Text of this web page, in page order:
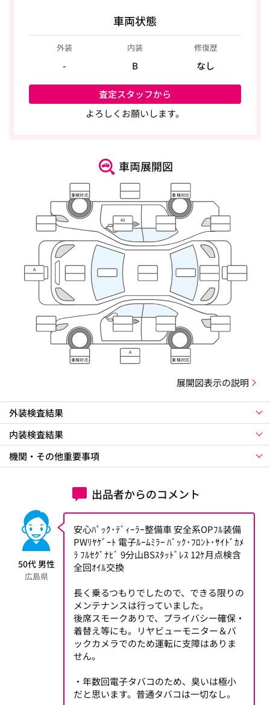
車両状態
外装
-
内装
B
修復歴
なし
査定スタッフから
よろしくお願いします。
車両展開図
車検対応 車検対応
A1
A
車検対応
A
車検対応
展開図表示の説明
外装検査結果
内装検査結果
機関・その他重要事項
出品者からのコメント
50代 男性
広島県
安心ﾊﾟｯｸ･ﾃﾞｨｰﾗｰ整備車 安全系OPﾌﾙ装備
PWﾘﾔｹﾞｰﾄ 電子ﾙｰﾑﾐﾗｰ ﾊﾞｯｸ･ﾌﾛﾝﾄ･ｻｲﾄﾞｶﾒ
ﾗ ﾌﾙｾｸﾞﾅﾋﾞ 9分山BSｽﾀｯﾄﾞﾚｽ 12ｹ月点検含
全回ｵｲﾙ交換
長く乗るつもりでしたので、できる限りの
メンテナンスは行っていました。
後席スモークありで、プライバシー確保・
着替え等にも。リヤビューモニター＆バ
ックカメラでのため運転に支障はありま
せん。
・年数回電子タバコのため、臭いは極小
だと思います。普通タバコは一切なし。